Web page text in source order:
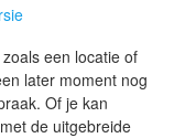
een locatie of
later moment nog
Of je kan
de uitgebreide